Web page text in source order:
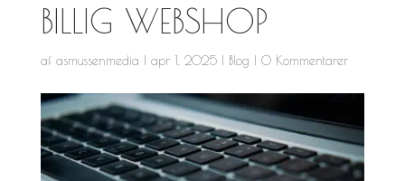
BILLIG WEBSHOP
af asmussenmedia apr 1, 2025| Blog 0 Kommentarer